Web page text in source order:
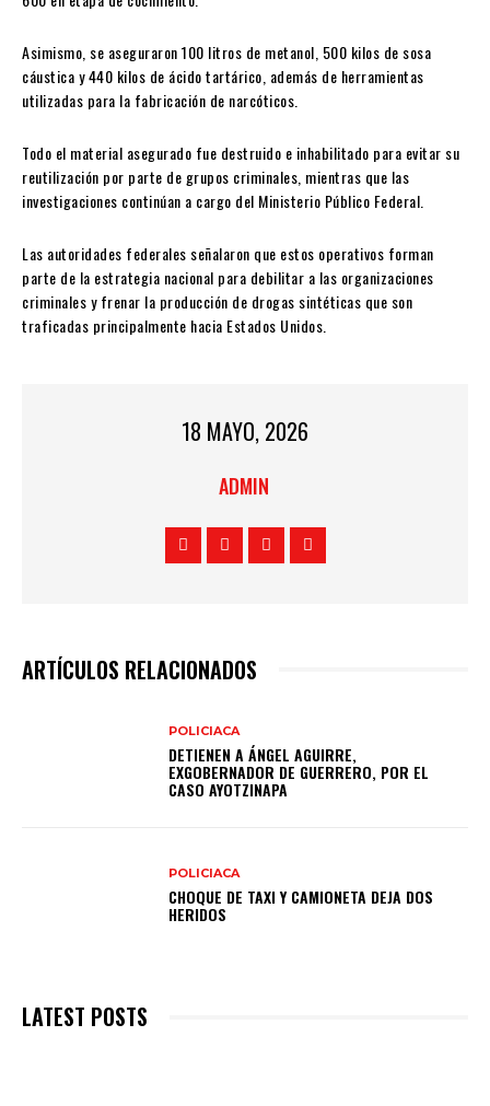
Asimismo, se aseguraron 100 litros de metanol, 500 kilos de sosa
cáustica y 440 kilos de ácido tartárico, además de herramientas
utilizadas para la fabricación de narcóticos.
Todo el material asegurado fue destruido e inhabilitado para evitar su
reutilización por parte de grupos criminales, mientras que las
investigaciones continúan a cargo del Ministerio Público Federal.
Las autoridades federales señalaron que estos operativos forman
parte de la estrategia nacional para debilitar a las organizaciones
criminales y frenar la producción de drogas sintéticas que son
traficadas principalmente hacia Estados Unidos.
18 MAYO, 2026
ADMIN
ARTÍCULOS RELACIONADOS
POLICIACA
DETIENEN A ÁNGEL AGUIRRE,
EXGOBERNADOR DE GUERRERO, POR EL
CASO AYOTZINAPA
POLICIACA
CHOQUE DE TAXI Y CAMIONETA DEJA DOS
HERIDOS
LATEST POSTS